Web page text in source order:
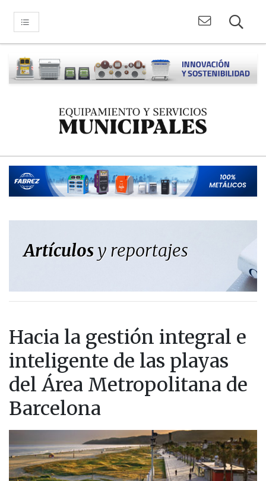
Artículosy reportajes
Hacia la gestión integral e
inteligente de las playas
del Área Metropolitana de
Barcelona